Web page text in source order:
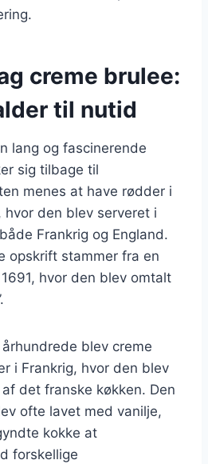
creme brulee:
til nutid
lang og fascinerende
sig tilbage til
menes at have rødder i
hvor den blev serveret i
Frankrig og England.
opskrift stammer fra en
hvor den blev omtalt
blev creme
i Frankrig, hvor den blev
det franske køkken. Den
ofte lavet med vanilje,
kokke at
forskellige